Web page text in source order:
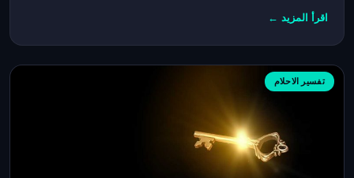
اقرأ المزيد ←
تفسير الاحلام